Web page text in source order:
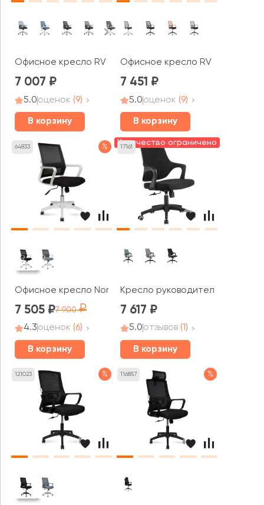
Офисное кресло RV ЧЕЙР W-158
7 007
5.0оценок (9)
В корзину
Офисное кресло RV ДИЗАЙН
7 451
5.0оценок (9)
В корзину
64833 %
Офисное кресло Norden Бит LB white
7 505 7 900
4.3оценок (6)
В корзину
17161
Количество ограничено
Кресло руководителя RV ЧЕЙР
7 617
5.0отзывов (1)
В корзину
121023 % 116857 %